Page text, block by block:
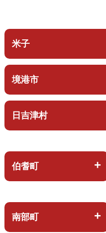
米子
境港市
日吉津村
伯耆町
南部町